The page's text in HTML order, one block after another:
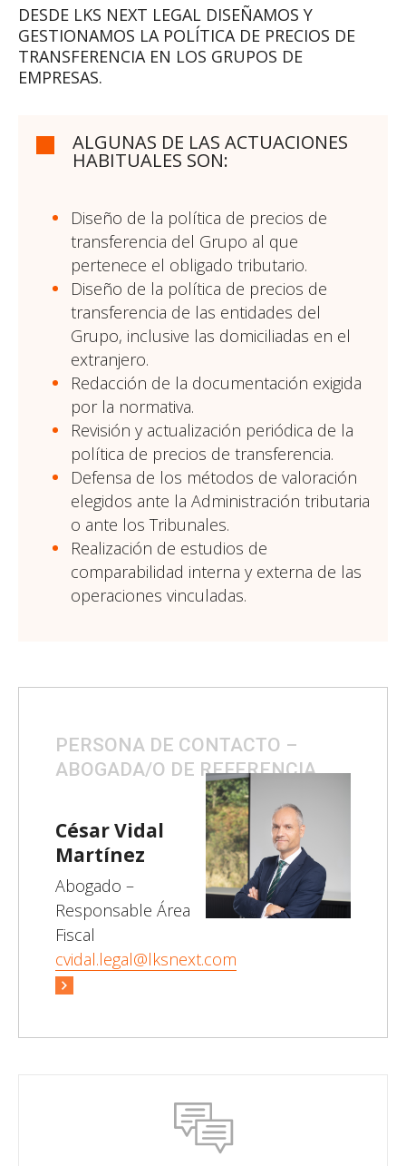
DESDE LKS NEXT LEGAL DISEÑAMOS Y
GESTIONAMOS LA POLÍTICA DE PRECIOS DE
TRANSFERENCIA EN LOS GRUPOS DE
EMPRESAS.
ALGUNAS DE LAS ACTUACIONES
HABITUALES SON:
Diseño de la política de precios de
transferencia del Grupo al que
pertenece el obligado tributario.
Diseño de la política de precios de
transferencia de las entidades del
Grupo, inclusive las domiciliadas en el
extranjero.
Redacción de la documentación exigida
por la normativa.
Revisión y actualización periódica de la
política de precios de transferencia.
Defensa de los métodos de valoración
elegidos ante la Administración tributaria
o ante los Tribunales.
Realización de estudios de
comparabilidad interna y externa de las
operaciones vinculadas.
PERSONA DE CONTACTO –
ABOGADA/O DE REFERENCIA
César Vidal
Martínez
Abogado –
Responsable Área
Fiscal
cvidal.legal@lksnext.com